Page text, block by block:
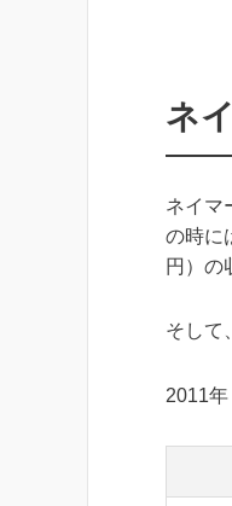
ネ
ネイマ
の時に
円）の
そして
2011